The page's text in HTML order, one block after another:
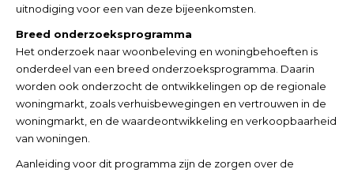
uitnodiging voor een van deze bijeenkomsten.
Breed onderzoeksprogramma
Het onderzoek naar woonbeleving en woningbehoeften is
onderdeel van een breed onderzoeksprogramma. Daarin
worden ook onderzocht de ontwikkelingen op de regionale
woningmarkt, zoals verhuisbewegingen en vertrouwen in de
woningmarkt, en de waardeontwikkeling en verkoopbaarheid
van woningen.
Aanleiding voor dit programma zijn de zorgen over de